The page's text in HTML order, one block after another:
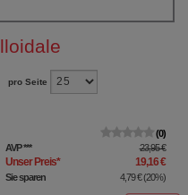
pro Seite
0
AVP*** 23,95 €
Unser Preis* 19,16 €
Sie sparen 4,79 €(20%)